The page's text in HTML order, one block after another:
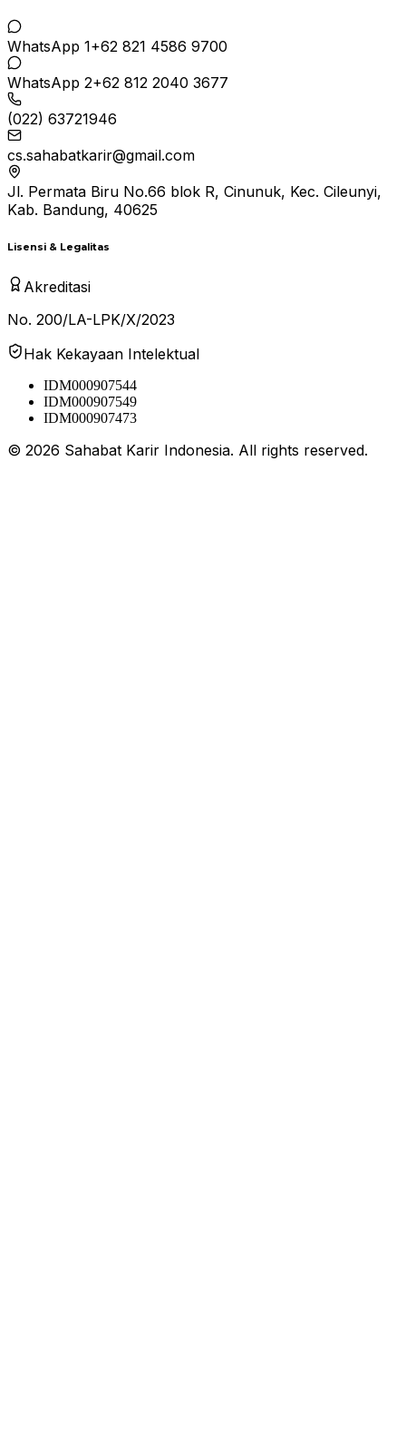
WhatsApp 1+62 821 4586 9700
WhatsApp 2+62 812 2040 3677
(022) 63721946
cs.sahabatkarir@gmail.com
Jl. Permata Biru No.66 blok R, Cinunuk, Kec. Cileunyi,
Kab. Bandung, 40625
Lisensi & Legalitas
Akreditasi
No. 200/LA-LPK/X/2023
Hak Kekayaan Intelektual
IDM000907544
IDM000907549
IDM000907473
© 2026 Sahabat Karir Indonesia. All rights reserved.